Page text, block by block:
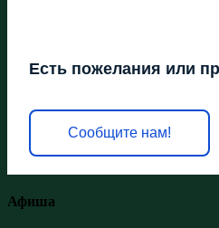
Есть пожелания или
Сообщите нам!
Афиша